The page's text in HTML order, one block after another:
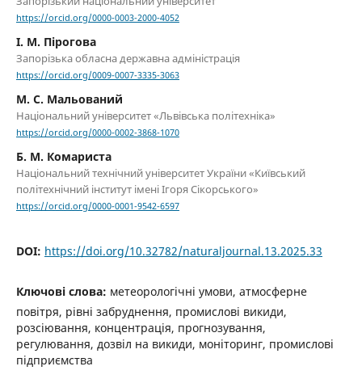
https://orcid.org/0000-0003-2000-4052
І. М. Пірогова
Запорізька обласна державна адміністрація
https://orcid.org/0009-0007-3335-3063
М. С. Мальований
Національний університет «Львівська політехніка»
https://orcid.org/0000-0002-3868-1070
Б. М. Комариста
Національний технічний університет України «Київський
політехнічний інститут імені Ігоря Сікорського»
https://orcid.org/0000-0001-9542-6597
DOI: https://doi.org/10.32782/naturaljournal.13.2025.33
Ключові слова: метеорологічні умови, атмосферне
повітря, рівні забруднення, промислові викиди,
розсіювання, концентрація, прогнозування,
регулювання, дозвіл на викиди, моніторинг, промислові
підприємства